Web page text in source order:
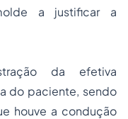
a justificar a
da efetiva
do paciente, sendo
houve a condução